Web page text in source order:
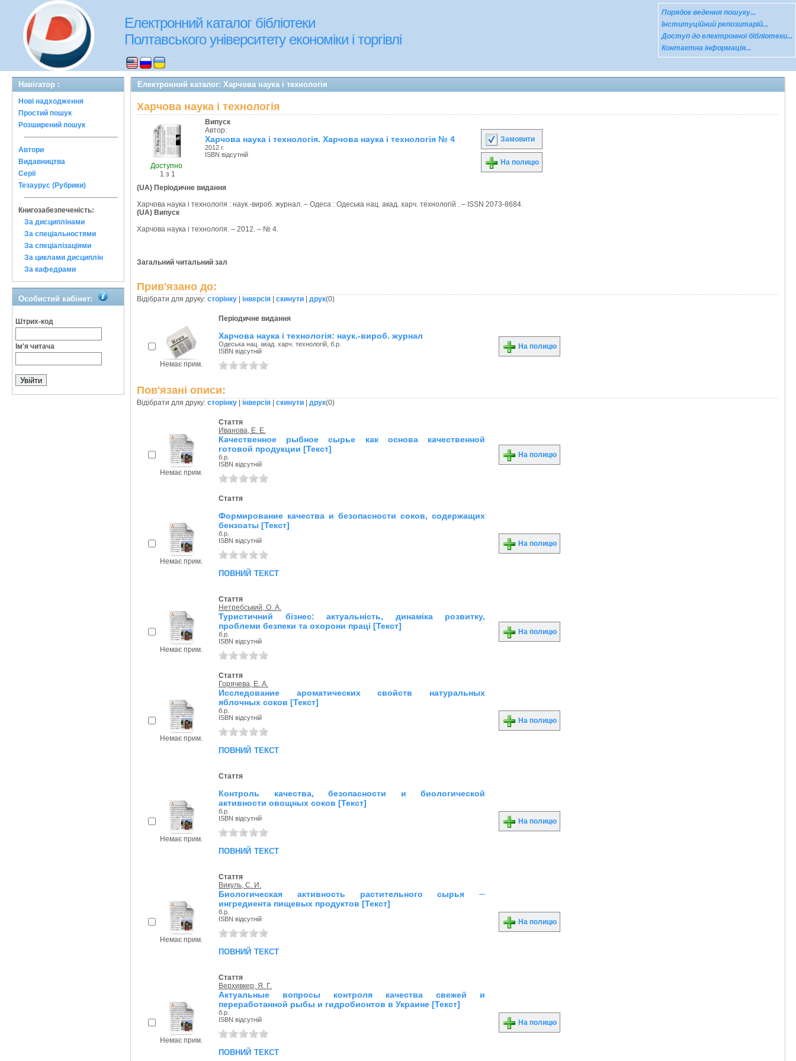
Електронний каталог бібліотеки
Полтавського університету економіки і торгівлі
Порядок ведення пошуку...
Інституційний репозитарій...
Доступ до електронної бібліотеки...
Контактна інформація...
Навігатор :
Нові надходження
Простий пошук
Розширений пошук
Автори
Видавництва
Серії
Тезаурус (Рубрики)
Книгозабезпеченість:
За дисциплінами
За спеціальностями
За спеціалізаціями
За циклами дисциплін
За кафедрами
Особистий кабінет:
Штрих-код
Ім'я читача
Електронний каталог: Харчова наука і технологія
Харчова наука і технологія
Доступно
1 з 1
Випуск
Автор:
Харчова наука і технологія. Харчова наука і технологія № 4
2012 г.
ISBN відсутній
Замовити
На полицю
(UA) Періодичне видання
Харчова наука і технологія : наук.-вироб. журнал. – Одеса : Одеська нац. акад. харч. технологій . – ISSN 2073-8684.
(UA) Випуск
Харчова наука і технологія. – 2012. – № 4.
Загальний читальний зал
Прив'язано до:
Відібрати для друку: сторінку інверсія скинути друк(0)
Немає прим.
Періодичне видання
Харчова наука і технологія: наук.-вироб. журнал
Одеська нац. акад. харч. технологій, б.р.
ISBN відсутній
На полицю
Пов'язані описи:
Відібрати для друку: сторінку інверсія скинути друк(0)
Немає прим.
Стаття
Иванова, Е. Е.
Качественное рыбное сырье как основа качественной
готовой продукции [Текст]
б.р.
ISBN відсутній
На полицю
Немає прим.
Стаття
Формирование качества и безопасности соков, содержащих
бензоаты [Текст]
б.р.
ISBN відсутній
повний текст
На полицю
Немає прим.
Стаття
Нетребський, О. А.
Туристичний бізнес: актуальність, динаміка розвитку,
проблеми безпеки та охорони праці [Текст]
б.р.
ISBN відсутній
На полицю
Немає прим.
Стаття
Горячева, Е. А.
Исследование ароматических свойств натуральных
яблочных соков [Текст]
б.р.
ISBN відсутній
повний текст
На полицю
Немає прим.
Стаття
Контроль качества, безопасности и биологической
активности овощных соков [Текст]
б.р.
ISBN відсутній
повний текст
На полицю
Немає прим.
Стаття
Викуль, С. И.
Биологическая активность растительного сырья ─
ингредиента пищевых продуктов [Текст]
б.р.
ISBN відсутній
повний текст
На полицю
Немає прим.
Стаття
Верхивкер, Я. Г.
Актуальные вопросы контроля качества свежей и
переработанной рыбы и гидробионтов в Украине [Текст]
б.р.
ISBN відсутній
повний текст
На полицю